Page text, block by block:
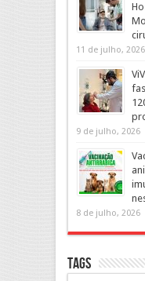
11 de julho, 2026
9 de julho, 2026
8 de julho, 2026
Tags